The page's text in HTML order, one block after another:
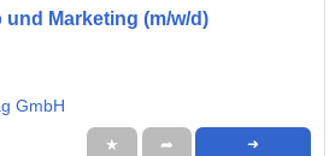
und Marketing (m/w/d)
GmbH
★ ➦ ➜